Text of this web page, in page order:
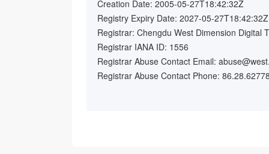
Creation Date: 2005-05-27T18:42:32Z
Registry Expiry Date: 2027-05-27T18:42:32Z
Registrar: Chengdu West Dimension Digital
Registrar IANA ID: 1556
Registrar Abuse Contact Email:
Registrar Abuse Contact Phone: